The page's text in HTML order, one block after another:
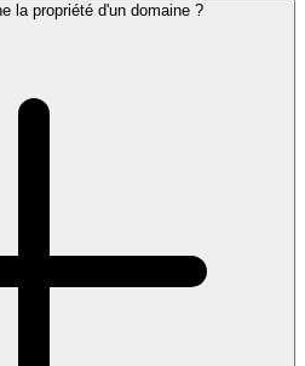
la propriété d'un domaine ?